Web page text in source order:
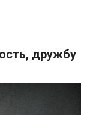
дружбу